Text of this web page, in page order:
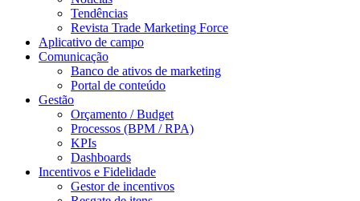
Tendências
Revista Trade Marketing Force
Aplicativo de campo
Comunicação
Banco de ativos de marketing
Portal de conteúdo
Gestão
Orçamento / Budget
Processos (BPM / RPA)
KPIs
Dashboards
Incentivos e Fidelidade
Gestor de incentivos